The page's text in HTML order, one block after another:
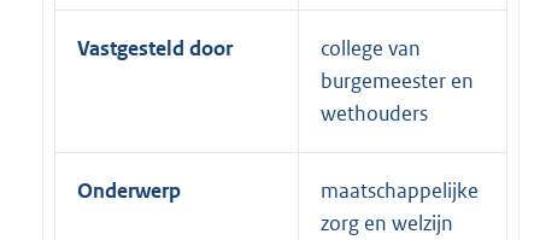
Vastgesteld door
college van
burgemeester en
wethouders
Onderwerp
maatschappelijke
zorg en welzijn